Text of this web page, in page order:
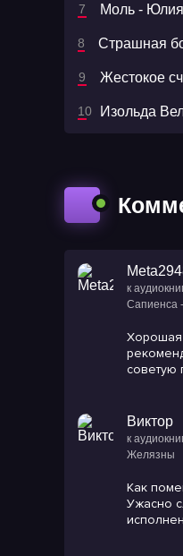
Моль -
Жестокое
к
Сапиенса
Хорошая
советую
Виктор
к
Желязны
Как
Ужасно